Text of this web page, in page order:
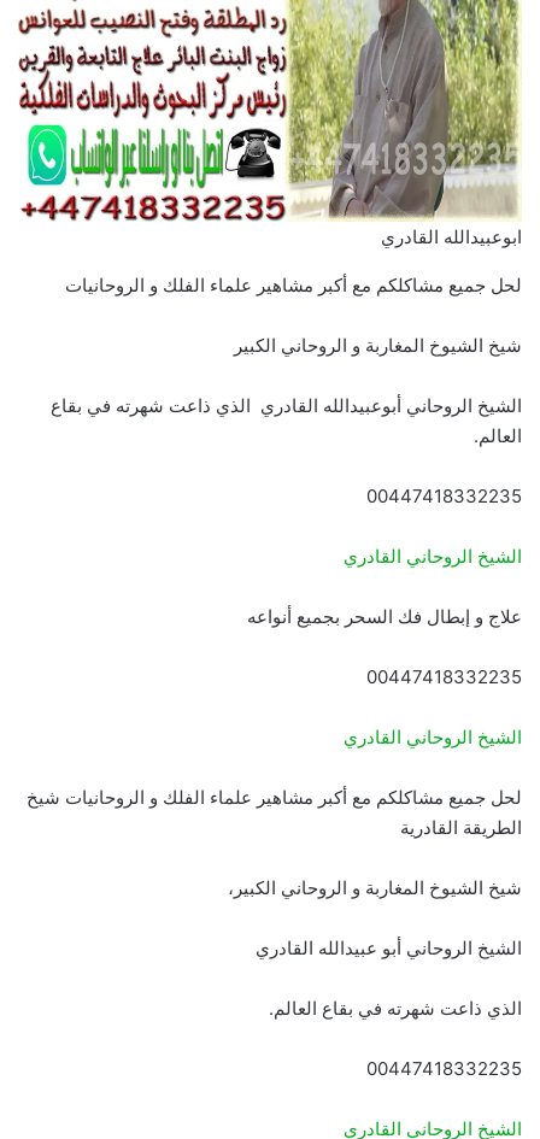
ابوعبيدالله القادري
لحل جميع مشاكلكم مع أكبر مشاهير علماء الفلك و الروحانيات
شيخ الشيوخ المغاربة و الروحاني الكبير
الشيخ الروحاني أبوعبيدالله القادري الذي ذاعت شهرته في بقاع
العالم.
00447418332235
الشيخ الروحاني القادري
علاج و إبطال فك السحر بجميع أنواعه
00447418332235
الشيخ الروحاني القادري
لحل جميع مشاكلكم مع أكبر مشاهير علماء الفلك و الروحانيات شيخ
الطريقة القادرية
شيخ الشيوخ المغاربة و الروحاني الكبير،
الشيخ الروحاني أبو عبيدالله القادري
الذي ذاعت شهرته في بقاع العالم.
00447418332235
الشيخ الروحاني القادري